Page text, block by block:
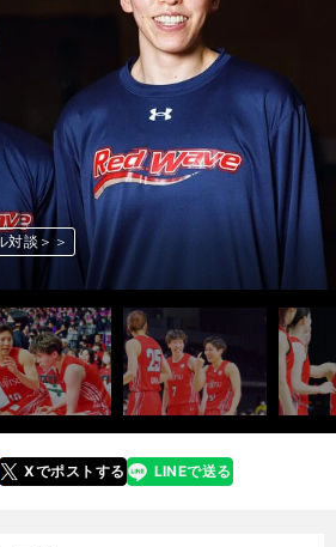
対談＞＞
対談＞＞
対談＞＞
対談＞＞
対談＞＞
対談＞＞
対談＞＞
対談＞＞
対談＞＞
対談＞＞
対談＞＞
対談＞＞
対談＞＞
対談＞＞
対談＞＞
対談＞＞
対談＞＞
対談＞＞
対談＞＞
対談＞＞
対談＞＞
対談＞＞
対談＞＞
対談＞＞
対談＞＞
対談＞＞
対談＞＞
Xでポストする
line LINEで送る